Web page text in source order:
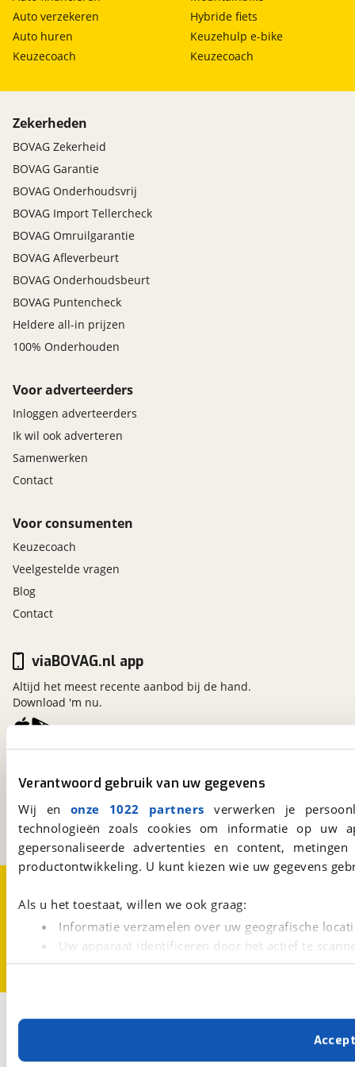
Verantwoord gebruik van uw gegevens
Wij en onze 1022 partners verwerken je
technologieën zoals cookies om informatie op
gepersonaliseerde advertenties en content,
productontwikkeling. U kunt kiezen wie uw gegevens
Als u het toestaat, willen we ook graag:
Informatie verzamelen over uw geografische
Uw apparaat identificeren door het actief te
Lees meer over hoe uw persoonlijke gegevens worden
Met cookies en vergelijkbare technieken zorgen we
cookies zorgen ervoor dat de website goed werkt.
verbeteren. We tonen je graag relevante advertenties
Auto verzekeren
Auto huren
Keuzecoach
Hybride fiets
Keuzehulp e-bike
Keuzecoach
Zekerheden
BOVAG Zekerheid
BOVAG Garantie
BOVAG Onderhoudsvrij
BOVAG Import Tellercheck
BOVAG Omruilgarantie
BOVAG Afleverbeurt
BOVAG Onderhoudsbeurt
BOVAG Puntencheck
Heldere all-in prijzen
100% Onderhouden
Voor adverteerders
Inloggen adverteerders
Ik wil ook adverteren
Samenwerken
Contact
Voor consumenten
Keuzecoach
Veelgestelde vragen
Blog
Contact
Kosterijland15
Een initiatief van
BOVAG
viaBOVAG.nl app
Altijd het meest recente aanbod bij de hand.
Download 'm nu.
Cookievoorkeuren
Vacatures